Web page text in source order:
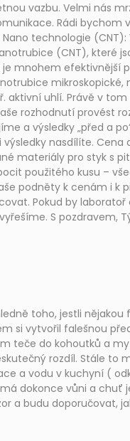
vazbu. Velmi nás
Rádi bychom
technologie
(CNT), které
mnohem efektivnější
mikroskopické,
aktivní uhlí. Právě v
rozhodnutí provést
a výsledky „před a
nasdílíte. Cena
materiály pro styk s
použitého kusu –
podněty k cenám i k
Pokud by laboratoř
S pozdravem,
toho, jestli
si vytvořil falešnou
teče do kohoutků a
rozdíl. Stále to
a vodu v kuchyní (
dokonce vůni a chuť
a budu doporučovat,